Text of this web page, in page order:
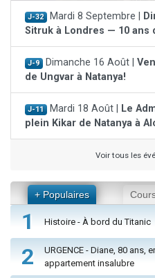
J-32 Mardi 8 Septembre |
Sitruk à Londres — 10 ans
J-9 Dimanche 16 Août |
de Ungvar à Natanya!
J-11 Mardi 18 Août |
Le
plein Kikar de Natanya à
Voir tous les
+ Populaires
1 Histoire - À bord du Titanic
2
URGENCE - Diane, 80 ans,
appartement insalubre